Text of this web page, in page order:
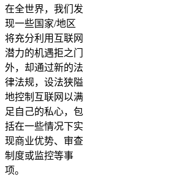
在全世界，我们发
现一些国家/地区
将充分利用互联网
潜力的机遇拒之门
外，却通过新的法
律法规，设法狭隘
地控制互联网以满
足自己的私心，包
括在一些情况下实
现商业优势、审查
制度或监控等事
项。